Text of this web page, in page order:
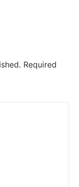
Required